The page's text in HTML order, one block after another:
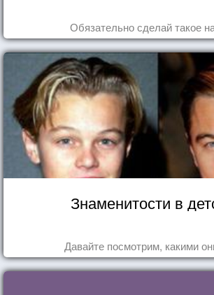
Обязательно сделай такое
Знаменитости в
Давайте посмотрим, какими